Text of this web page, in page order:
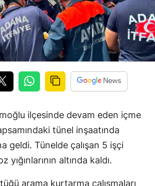
ilçesinde devam eden içme
tünel inşaatında
geldi. Tünelde çalışan 5 işçi
altında kaldı.
arama kurtarma çalışmaları